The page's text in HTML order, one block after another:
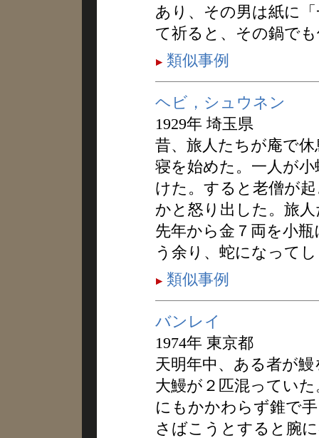
あり、その男は紙に
て祈ると、その鍋で
類似事例
ヘビ，シュウネン
1929年 埼玉県
昔、旅人たちが庵で
寝を始めた。一人が
けた。すると老僧が
かと怒り出した。旅
先年から金７両を小
う余り、蛇になって
類似事例
バンレイ
1974年 東京都
天明年中、ある者が
大鰻が２匹混ってい
にもかかわらず錐で
さばこうとすると腕